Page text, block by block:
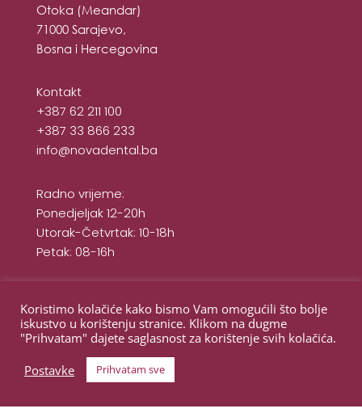
Otoka (Meandar)
71000 Sarajevo,
Bosna i Hercegovina
Kontakt
+387 62 211 100
+387 33 866 233
info@novadental.ba
Radno vrijeme:
Ponedjeljak 12-20h
Utorak-Četvrtak: 10-18h
Petak: 08-16h
Koristimo kolačiće kako bismo Vam omogućili što bolje
iskustvo u korištenju stranice. Klikom na dugme
"Prihvatam" dajete saglasnost za korištenje svih kolačića.
Postavke
Prihvatam sve